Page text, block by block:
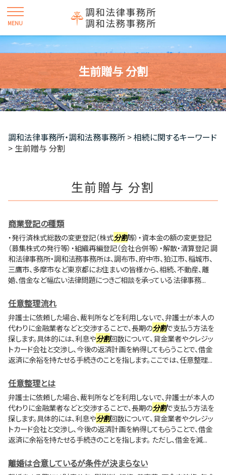
生前贈与 分割
調和法律事務所・調和法務事務所 >相続に関するキーワード
> 生前贈与 分割
生前贈与 分割
商業登記の種類
・発行済株式総数の変更登記（株式分割等）・資本金の額の変更登記
（募集株式の発行等）・組織再編登記（会社合併等）・解散・清算登記 調
和法律事務所・調和法務事務所は、調布市、府中市、狛江市、稲城市、
三鷹市、多摩市など東京都にお住まいの皆様から、相続、不動産、離
婚、借金など幅広い法律問題につきご相談を承っている法律事務...
任意整理流れ
弁護士に依頼した場合、裁判所などを利用しないで、弁護士が本人の
代わりに金融業者などと交渉することで、長期の分割で支払う方法を
探します。具体的には、利息や分割回数について、貸金業者やクレジッ
トカード会社と交渉し、今後の返済計画を納得してもらうことで、借金
返済に余裕を持たせる手続きのことを指します。ここでは、任意整理...
任意整理とは
弁護士に依頼した場合、裁判所などを利用しないで、弁護士が本人の
代わりに金融業者などと交渉することで、長期の分割で支払う方法を
探します。具体的には、利息や分割回数について、貸金業者やクレジッ
トカード会社と交渉し、今後の返済計画を納得してもらうことで、借金
返済に余裕を持たせる手続きのことを指します。 ただし、借金を減...
離婚は合意しているが条件が決まらない